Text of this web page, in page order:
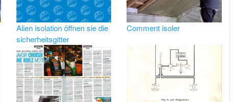
Alien isolation öffnen sie die
sicherheitsgitter
Comment isoler